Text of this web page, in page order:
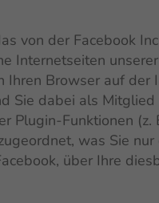
von der Facebook
Internetseiten
Browser auf
Sie dabei als
Plugin-Funktionen (z.
was Sie
über Ihre